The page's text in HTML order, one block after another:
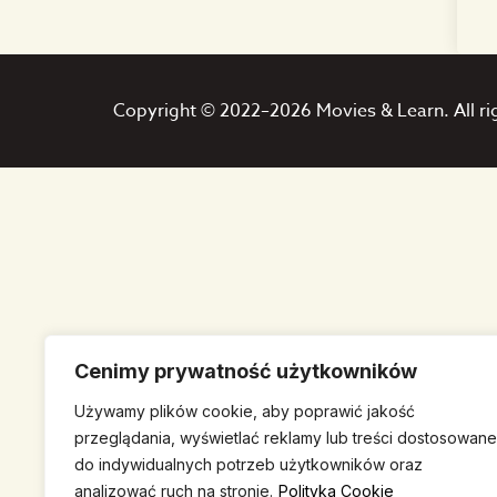
Cenimy prywatność użytkowników
Używamy plików cookie, aby poprawić jakość
przeglądania, wyświetlać reklamy lub treści dostosowane
do indywidualnych potrzeb użytkowników oraz
analizować ruch na stronie. Polityka Cookie
Copyright © 2022–2026 Movies & Learn. All